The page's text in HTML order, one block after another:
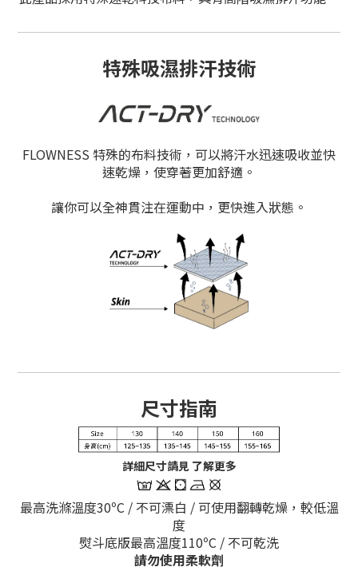
特殊吸濕排汗技術
FLOWNESS 特殊的布料技術，可以將汗水迅速吸收並快
速乾燥，使穿著更加舒適。
讓你可以全神貫注在運動中，更快進入狀態。
尺寸指南
詳細尺寸請見 了解更多
最高洗滌溫度30ºC / 不可漂白 / 可使用翻轉乾燥，較低溫
度
熨斗底版最高溫度110ºC / 不可乾洗
請勿使用柔軟劑